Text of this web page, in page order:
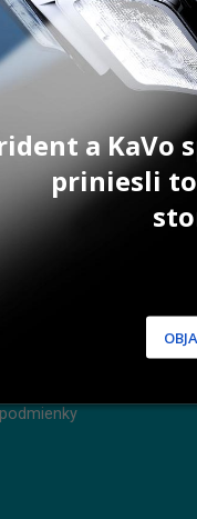
Akcia 10
veľkosti.
ZÓNA
a KaVo
priniesli